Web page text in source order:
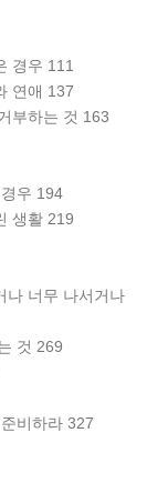
경우 111
연애 137
부하는 것 163
우 194
생활 219
나 너무 나서거나
것 269
비하라 327